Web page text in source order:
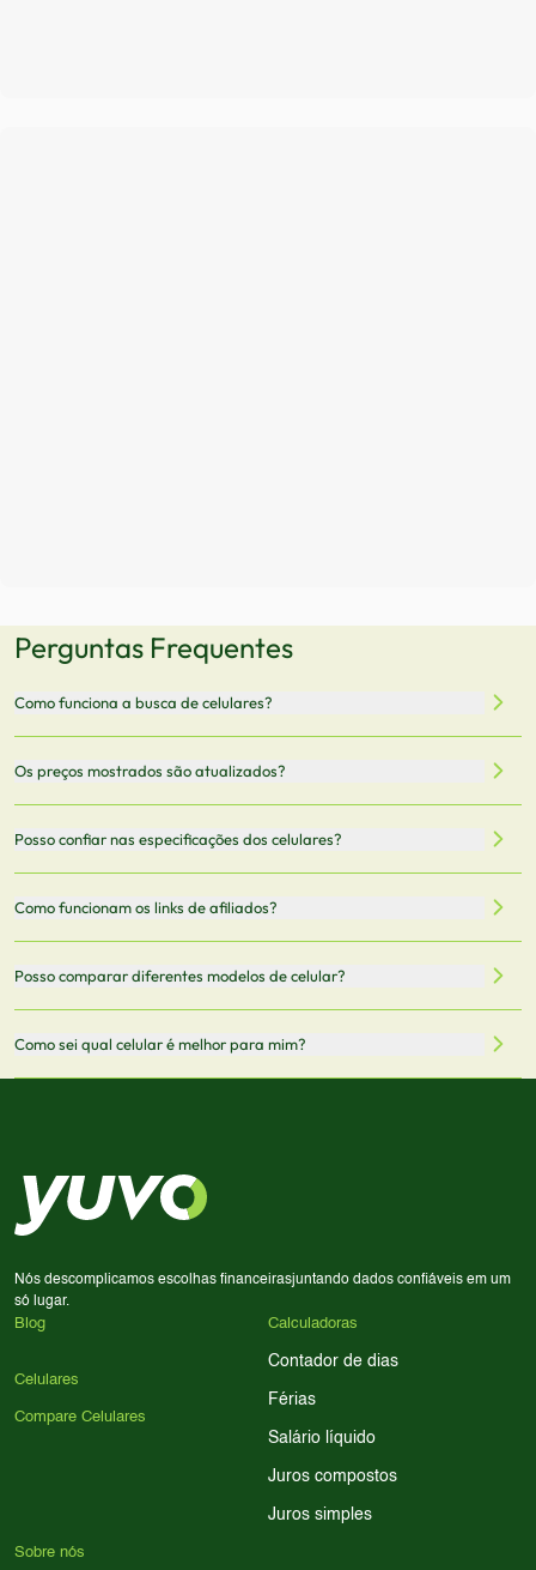
Perguntas Frequentes
Como funciona a busca de celulares?
armazenamento, memória RAM, bateria e conectividade
5G.
Os preços mostrados são atualizados?
vendedor antes de finalizar sua compra.
Posso confiar nas especificações dos celulares?
informações mais recentes de cada modelo.
Como funcionam os links de afiliados?
comissão sem custo adicional para você.
Posso comparar diferentes modelos de celular?
Sim! Você pode selecionar até 3 celulares para comparar
Como sei qual celular é melhor para mim?
processador e bateria são essenciais. Use nossos filtros
para encontrar o celular ideal.
Nós descomplicamos escolhas financeirasjuntando dados confiáveis em um
só lugar.
Blog
Celulares
Compare Celulares
Calculadoras
Contador de dias
Férias
Salário líquido
Juros compostos
Juros simples
Sobre nós